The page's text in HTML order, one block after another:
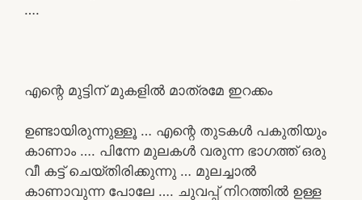
….
എന്റെ മുട്ടിന് മുകളിൽ മാത്രമേ ഇറക്കം
ഉണ്ടായിരുന്നുള്ളൂ … എന്റെ തുടകൾ പകുതിയും
കാണാം …. പിന്നേ മുലകൾ വരുന്ന ഭാഗത്ത് ഒരു
വീ കട്ട് ചെയ്തിരിക്കുന്നു … മുലച്ചാൽ
കാണാവുന്ന പോലേ …. ചുവപ്പ് നിറത്തിൽ ഉള്ള